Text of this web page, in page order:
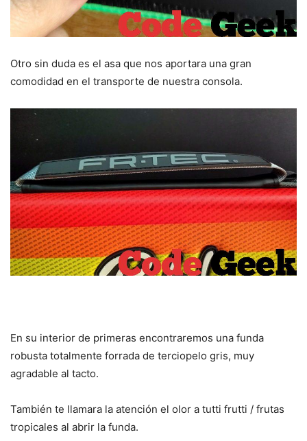
Otro sin duda es el asa que nos aportara una gran
comodidad en el transporte de nuestra consola.
En su interior de primeras encontraremos una funda
robusta totalmente forrada de terciopelo gris, muy
agradable al tacto.
También te llamara la atención el olor a tutti frutti / frutas
tropicales al abrir la funda.